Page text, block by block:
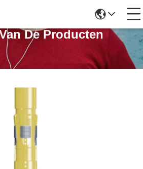
De Producten